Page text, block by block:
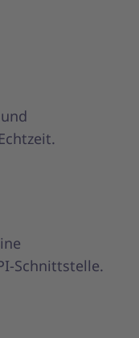
Schnittstelle.